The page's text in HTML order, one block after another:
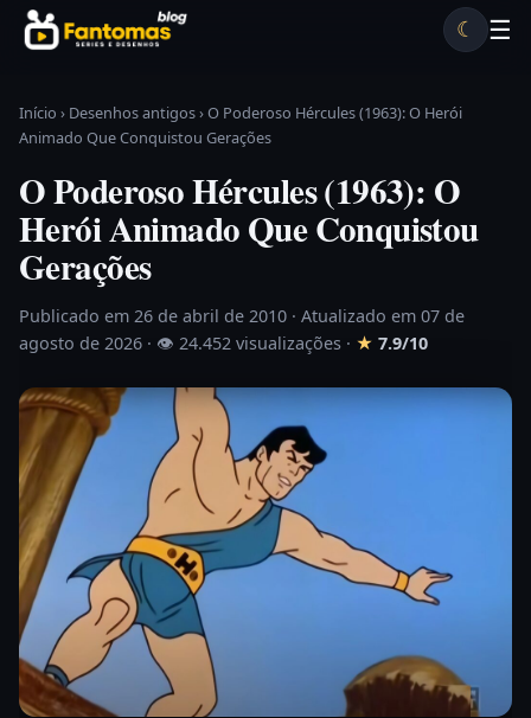
Pular para o conteúdo
☰
☾
Início › Desenhos antigos›O Poderoso Hércules (1963): O Herói
Animado Que Conquistou Gerações
O Poderoso Hércules (1963): O
Herói Animado Que Conquistou
Gerações
Publicado em 26 de abril de 2010 · Atualizado em 07 de
agosto de 2026 · 👁 24.452 visualizações · ★ 7.9/10